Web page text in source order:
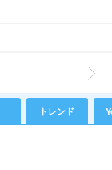
トレンド